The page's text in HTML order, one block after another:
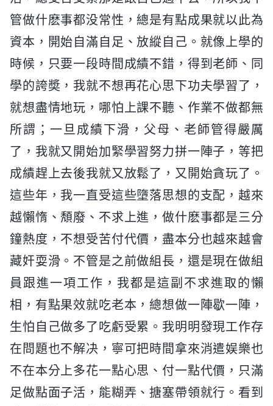
管做什麽事都没常性，總是有點成果就以此為
資本，開始自滿自足、放縱自己。就像上學的
時候，只要一段時間成績不錯，得到老師、同
學的誇奬，我就不想再花心思下功夫學習了，
就想盡情地玩，哪怕上課不聽、作業不做都無
所謂；一旦成績下滑，父母、老師管得嚴厲
了，我就又開始加緊學習努力拼一陣子，等把
成績趕上去後我就又放鬆了，又開始貪玩了。
這些年，我一直受這些墮落思想的支配，越來
越懶惰、頽廢、不求上進，做什麽事都是三分
鐘熱度，不想受苦付代價，盡本分也越來越會
藏奸耍滑。不管是之前做組長，還是現在做組
員跟進一項工作，我都是這副不求進取的懶
相，有點果效就吃老本，總想做一陣歇一陣，
生怕自己做多了吃虧受累。我明明發現工作存
在問題也不解决，寧可把時間拿來消遣娱樂也
不在本分上多花一點心思、付一點代價，只滿
足做點面子活，能糊弄、搪塞帶領就行。看到